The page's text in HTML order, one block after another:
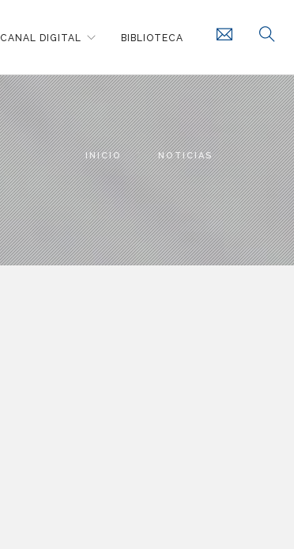
CANAL DIGITAL BIBLIOTECA
INICIO NOTICIAS